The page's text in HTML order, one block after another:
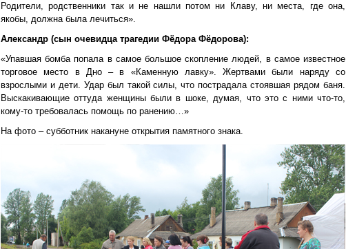
Родители, родственники так и не нашли потом ни Клаву, ни места, где она,
якобы, должна была лечиться».
Александр (сын очевидца трагедии Фёдора Фёдорова):
«Упавшая бомба попала в самое большое скопление людей, в самое известное
торговое место в Дно – в «Каменную лавку». Жертвами были наряду со
взрослыми и дети. Удар был такой силы, что пострадала стоявшая рядом баня.
Выскакивающие оттуда женщины были в шоке, думая, что это с ними что-то,
кому-то требовалась помощь по ранению…»
На фото – субботник накануне открытия памятного знака.